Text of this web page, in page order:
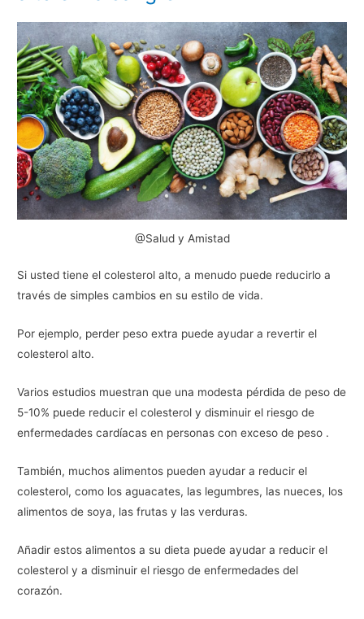
@Salud y Amistad
Si usted tiene el colesterol alto, a menudo puede reducirlo a
través de simples cambios en su estilo de vida.
Por ejemplo, perder peso extra puede ayudar a revertir el
colesterol alto.
Varios estudios muestran que una modesta pérdida de peso de
5-10% puede reducir el colesterol y disminuir el riesgo de
enfermedades cardíacas en personas con exceso de peso .
También, muchos alimentos pueden ayudar a reducir el
colesterol, como los aguacates, las legumbres, las nueces, los
alimentos de soya, las frutas y las verduras.
Añadir estos alimentos a su dieta puede ayudar a reducir el
colesterol y a disminuir el riesgo de enfermedades del
corazón.